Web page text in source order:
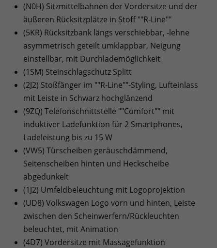
(N0H) Sitzmittelbahnen der Vordersitze und der
äußeren Rücksitzplätze in Stoff ""R-Line""
(5KR) Rücksitzbank längs verschiebbar, -lehne
asymmetrisch geteilt umklappbar, Neigung
einstellbar, mit Durchlademöglichkeit
(1SM) Steinschlagschutz Splitt
(2J2) Stoßfänger im ""R-Line""-Styling, Lufteinlass
mit Leiste in Schwarz hochglänzend
(9ZQ) Telefonschnittstelle ""Comfort"" mit
induktiver Ladefunktion für 2 Smartphones,
Ladeleistung bis zu 15 W
(VW5) Türscheiben geräuschdämmend,
Seitenscheiben hinten und Heckscheibe
abgedunkelt
(1J2) Umfeldbeleuchtung mit Logoprojektion
(UD8) Volkswagen Logo vorn und hinten, Leiste
zwischen den Scheinwerfern/Rückleuchten
beleuchtet, mit Animation
(4D7) Vordersitze mit Massagefunktion